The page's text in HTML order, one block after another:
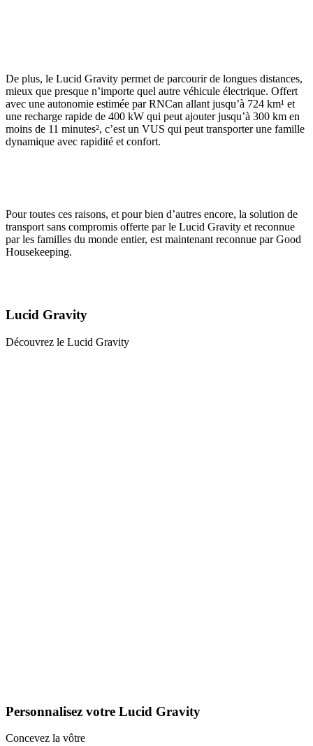
De plus, le Lucid Gravity permet de parcourir de longues distances,
mieux que presque n’importe quel autre véhicule électrique. Offert
avec une autonomie estimée par RNCan allant jusqu’à 724 km¹ et
une recharge rapide de 400 kW qui peut ajouter jusqu’à 300 km en
moins de 11 minutes², c’est un VUS qui peut transporter une famille
dynamique avec rapidité et confort.
Pour toutes ces raisons, et pour bien d’autres encore, la solution de
transport sans compromis offerte par le Lucid Gravity et reconnue
par les familles du monde entier, est maintenant reconnue par Good
Housekeeping.
Lucid Gravity
Découvrez le Lucid Gravity
Personnalisez votre Lucid Gravity
Concevez la vôtre